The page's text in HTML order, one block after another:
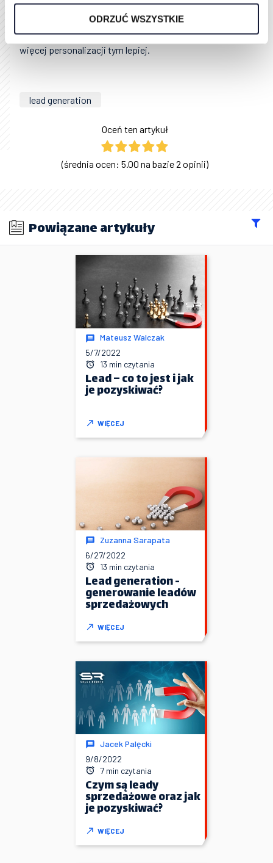
ODRZUĆ WSZYSTKIE
Pamiętaj, że każdy człowiek jest inny, każdy klient ma
inną motywację, temperament, zachowanie, więc nie
należy procesu obsługi klienta generalizować. Im
więcej personalizacji tym lepiej.
lead generation
Oceń ten artykuł
(średnia ocen: 5.00 na bazie 2 opinii)
Powiązane artykuły
Mateusz Walczak
5/7/2022
13 min czytania
Lead – co to jest i jak
je pozyskiwać?
WIĘCEJ
Zuzanna Sarapata
6/27/2022
13 min czytania
Lead generation -
generowanie leadów
sprzedażowych
WIĘCEJ
Jacek Palęcki
9/8/2022
7 min czytania
Czym są leady
sprzedażowe oraz jak
je pozyskiwać?
WIĘCEJ